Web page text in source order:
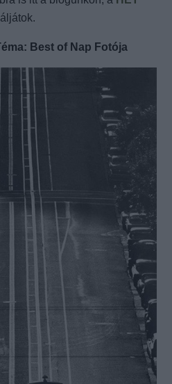
Best of Nap Fotója